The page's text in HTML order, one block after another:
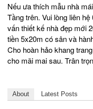
Nếu ưa thích mẫu nhà
Tầng trên. Vui lòng liên
vấn thiết kế nhà đẹp mới
tiền 5x20m có sân và
Cho hoàn hảo khang
cho mãi mai sau. Trân
About Latest Posts